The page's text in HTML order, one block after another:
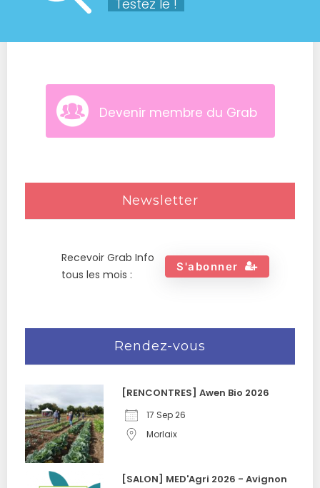
Testez le !
Devenir membre du Grab
Newsletter
Recevoir Grab Info
tous les mois :
S'abonner
Rendez-vous
[RENCONTRES] Awen Bio 2026
17 Sep 26
Morlaix
[SALON] MED'Agri 2026 - Avignon